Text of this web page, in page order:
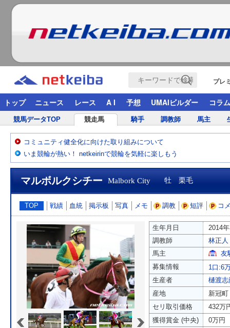
プレ
トップ ニュース レース A I 予想 UMAIビルダー コラム
競馬データTOP 競走馬 騎手 調教師 馬主
コミュニティ健全化に向けた取り組みについて
いま競輪が熱い！ netkeirinで競輪を気軽に楽しもう
マルボルクシチー Malbork City 牡 栗毛
TOP 戦績 血統 掲示板 写真 メモ 調教 短評 コ
生年月日
2014
調教師
林正人
馬主
友
募集情報
1口:6
生産者
樋渡志
産地
新冠町
セリ取引価格
432万
獲得賞金 (中央)
0万円